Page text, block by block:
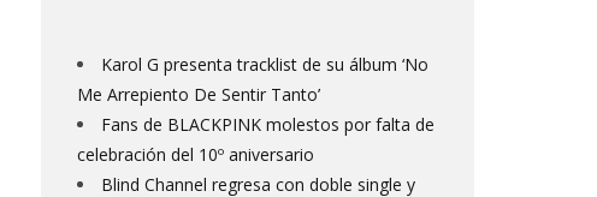
Karol G presenta tracklist de su álbum ‘No
Me Arrepiento De Sentir Tanto’
Fans de BLACKPINK molestos por falta de
celebración del 10º aniversario
Blind Channel regresa con doble single y